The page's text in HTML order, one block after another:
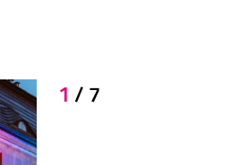
1 / 7